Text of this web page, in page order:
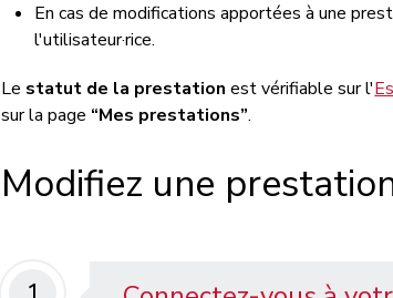
En cas de modifications apportées à une
l'utilisateur·rice.
Le statut de la prestation est vérifiable sur l'
sur la page “Mes prestations”.
Modifiez une